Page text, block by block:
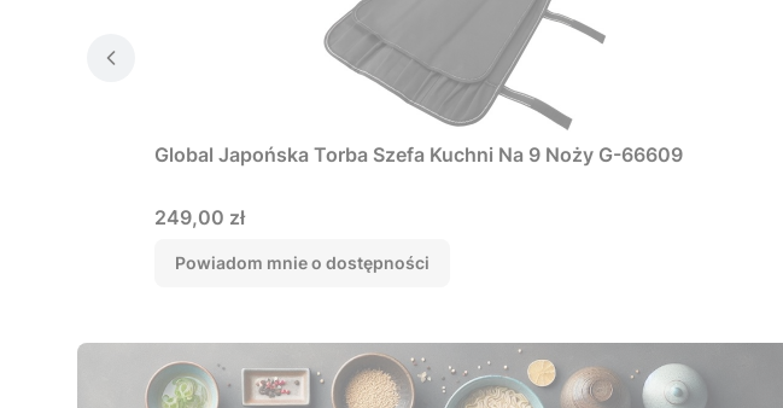
Global Japońska Torba Szefa Kuchni Na 9 Noży G-66609
Cena
249,00 zł
Powiadom mnie o dostępności